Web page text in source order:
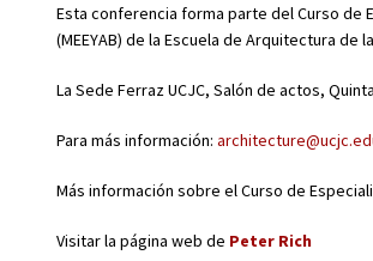
Esta conferencia forma parte del Curso de
(MEEYAB) de la Escuela de Arquitectura de la
La Sede Ferraz UCJC, Salón de actos,
Para más información:
Más información sobre el Curso de
Visitar la página web de Peter Rich